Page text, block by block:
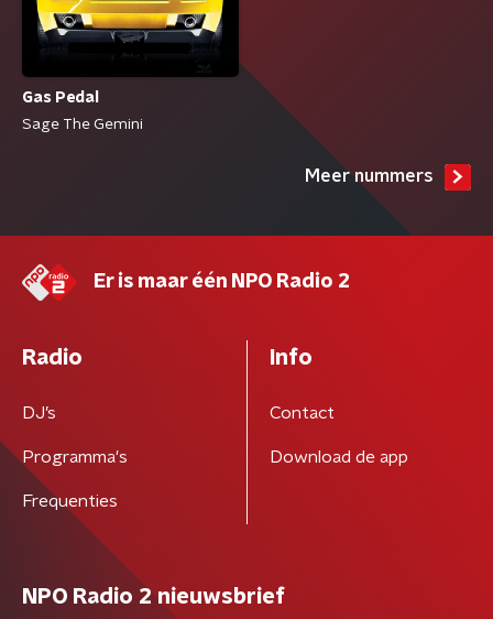
Gas Pedal
Sage The Gemini
Meer nummers
Er is maar één NPO Radio 2
Radio
DJ’s
Programma's
Frequenties
Info
Contact
Download de app
NPO Radio 2 nieuwsbrief